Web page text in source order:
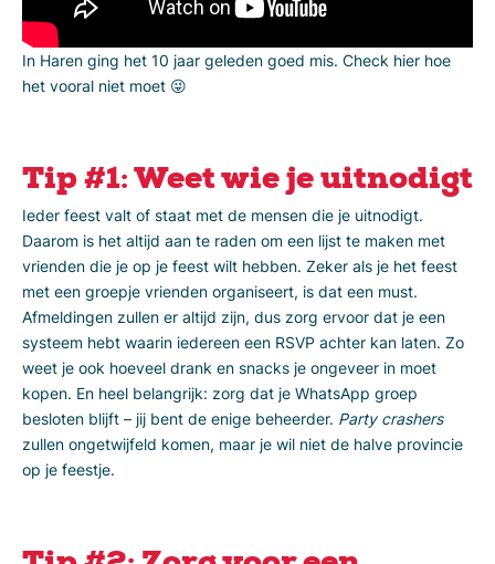
In Haren ging het 10 jaar geleden goed mis. Check hier hoe
het vooral niet moet 😜
Tip #1: Weet wie je uitnodigt
Ieder feest valt of staat met de mensen die je uitnodigt.
Daarom is het altijd aan te raden om een lijst te maken met
vrienden die je op je feest wilt hebben. Zeker als je het feest
met een groepje vrienden organiseert, is dat een must.
Afmeldingen zullen er altijd zijn, dus zorg ervoor dat je een
systeem hebt waarin iedereen een RSVP achter kan laten. Zo
weet je ook hoeveel drank en snacks je ongeveer in moet
kopen. En heel belangrijk: zorg dat je WhatsApp groep
besloten blijft – jij bent de enige beheerder. Party crashers
zullen ongetwijfeld komen, maar je wil niet de halve provincie
op je feestje.